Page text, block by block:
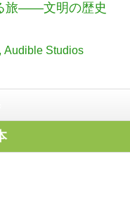
旅――文明の歴史
Audible Studios